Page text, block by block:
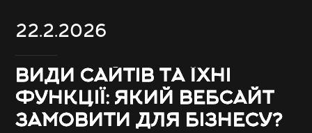
22.2.2026
ВИДИ САЙТІВ ТА ЇХНІ
ФУНКЦІЇ: ЯКИЙ ВЕБСАЙТ
ЗАМОВИТИ ДЛЯ БІЗНЕСУ?